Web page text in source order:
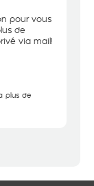
pour vous
de
via mail!
plus de